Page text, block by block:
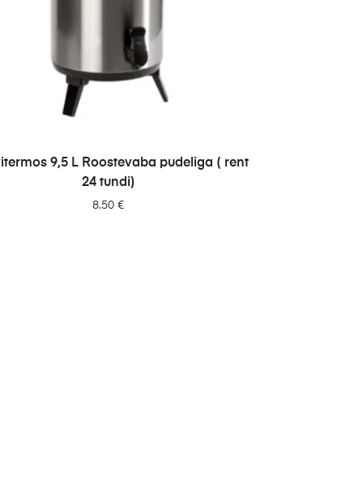
LISA PÄRINGUSSE
9,5 L Roostevaba pudeliga ( rent
24 tundi)
8.50€